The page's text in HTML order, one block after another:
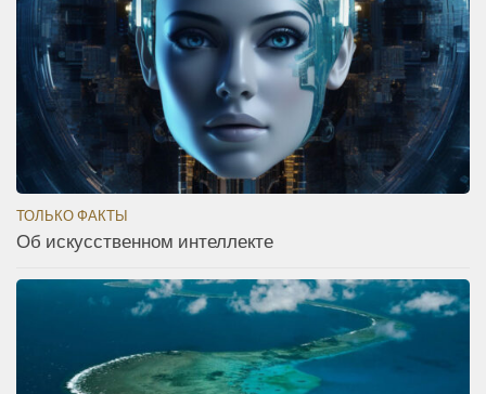
ТОЛЬКО ФАКТЫ
Об искусственном интеллекте